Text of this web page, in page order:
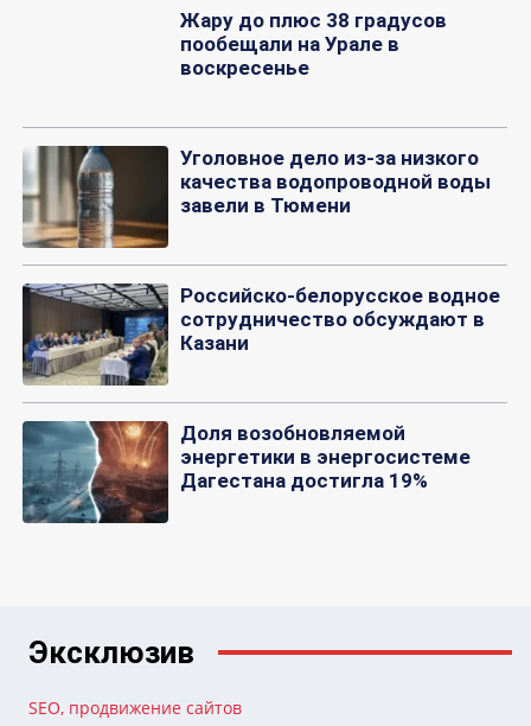
Жару до плюс 38 градусов
пообещали на Урале в
воскресенье
Уголовное дело из-за низкого
качества водопроводной воды
завели в Тюмени
Российско-белорусское водное
сотрудничество обсуждают в
Казани
Доля возобновляемой
энергетики в энергосистеме
Дагестана достигла 19%
Эксклюзив
SEO, продвижение сайтов